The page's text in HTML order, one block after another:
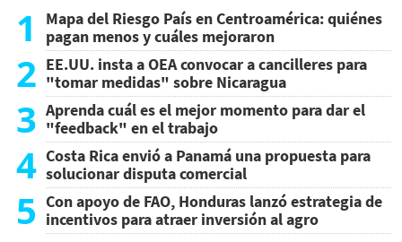
1
Mapa del Riesgo País en Centroamérica: quiénes
pagan menos y cuáles mejoraron
2 EE.UU. insta a OEA convocar a cancilleres para
"tomar medidas" sobre Nicaragua
3 Aprenda cuál es el mejor momento para dar el
"feedback" en el trabajo
4 Costa Rica envió a Panamá una propuesta para
solucionar disputa comercial
5 Con apoyo de FAO, Honduras lanzó estrategia de
incentivos para atraer inversión al agro